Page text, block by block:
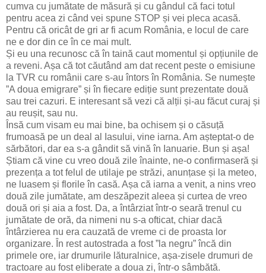
cumva cu jumătate de măsură și cu gândul că faci totul
pentru acea zi când vei spune STOP și vei pleca acasă.
Pentru că oricât de gri ar fi acum România, e locul de care
ne e dor din ce în ce mai mult.
Și eu una recunosc că în taină caut momentul și opțiunile de
a reveni. Așa că tot căutând am dat recent peste o emisiune
la TVR cu românii care s-au întors în România. Se numește
”A doua emigrare” și în fiecare ediție sunt prezentate două
sau trei cazuri. E interesant să vezi că alții și-au făcut curaj și
au reușit, sau nu.
Însă cum visam eu mai bine, ba ochisem și o căsuță
frumoasă pe un deal al Iasului, vine iarna. Am așteptat-o de
sărbători, dar ea s-a gândit să vină în Ianuarie. Bun și așa!
Știam că vine cu vreo două zile înainte, ne-o confirmaseră și
prezența a tot felul de utilaje pe străzi, anunțase și la meteo,
ne luasem și florile în casă. Așa că iarna a venit, a nins vreo
două zile jumătate, am deszăpezit aleea și curtea de vreo
două ori și aia a fost. Da, a întârziat într-o seară trenul cu
jumătate de oră, da nimeni nu s-a ofticat, chiar dacă
întârzierea nu era cauzată de vreme ci de proasta lor
organizare. În rest autostrada a fost ”la negru” încă din
primele ore, iar drumurile lăturalnice, așa-zisele drumuri de
tractoare au fost eliberate a doua zi, într-o sâmbătă.